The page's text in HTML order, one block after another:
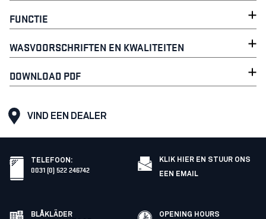
FUNCTIE
WASVOORSCHRIFTEN EN KWALITEITEN
DOWNLOAD PDF
VIND EEN DEALER
TELEFOON :
0031 (0) 522 246742
KLIK HIER EN STUUR ONS
EEN EMAIL
BLÅKLÄDER
OPENING HOURS